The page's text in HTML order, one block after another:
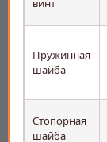
винт
Пружинная
шайба
Стопорная
шайба